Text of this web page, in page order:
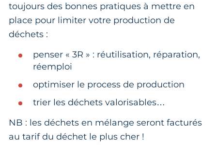
toujours des bonnes pratiques à mettre en
place pour limiter votre production de
déchets :
penser « 3R » : réutilisation, réparation,
réemploi
optimiser le process de production
trier les déchets valorisables…
NB : les déchets en mélange seront facturés
au tarif du déchet le plus cher !